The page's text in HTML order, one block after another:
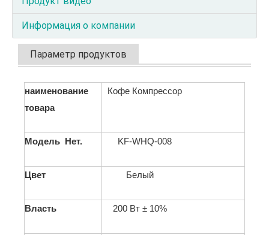
Информация о компании
Параметр продуктов
наименование
товара
Кофе Компрессор
Модель Нет. KF-WHQ-008
Цвет Белый
Власть 200 Вт ± 10%